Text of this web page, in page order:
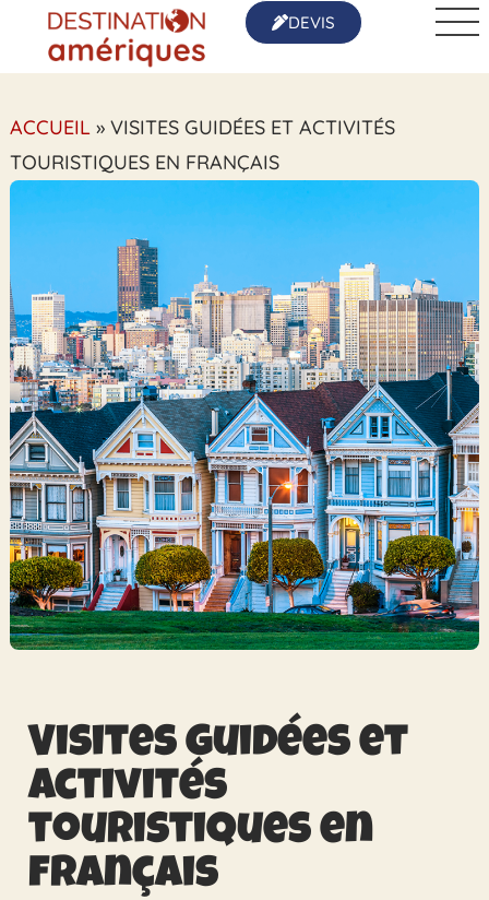
DEVIS
ACCUEIL» VISITES GUIDÉES ET ACTIVITÉS
TOURISTIQUES EN FRANÇAIS
Visites guidées et
activités
touristiques en
français